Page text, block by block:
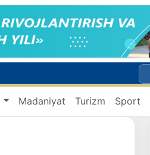
Madaniyat Turizm Sport